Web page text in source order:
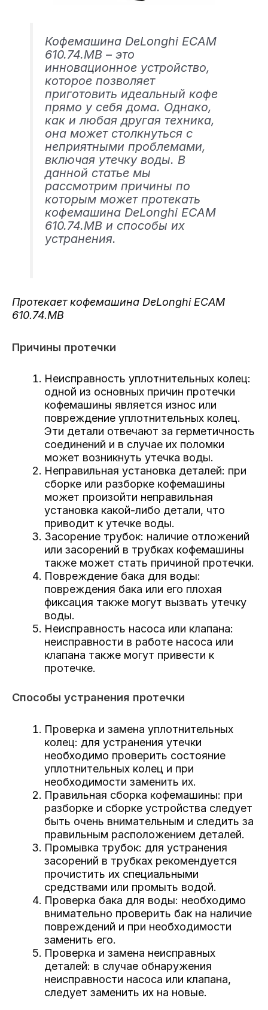
Кофемашина DeLonghi ECAM
610.74.MB – это
инновационное устройство,
которое позволяет
приготовить идеальный кофе
прямо у себя дома. Однако,
как и любая другая техника,
она может столкнуться с
неприятными проблемами,
включая утечку воды. В
данной статье мы
рассмотрим причины по
которым может протекать
кофемашина DeLonghi ECAM
610.74.MB и способы их
устранения.
Протекает кофемашина DeLonghi ECAM
610.74.MB
Причины протечки
Неисправность уплотнительных колец:
одной из основных причин протечки
кофемашины является износ или
повреждение уплотнительных колец.
Эти детали отвечают за герметичность
соединений и в случае их поломки
может возникнуть утечка воды.
Неправильная установка деталей: при
сборке или разборке кофемашины
может произойти неправильная
установка какой-либо детали, что
приводит к утечке воды.
Засорение трубок: наличие отложений
или засорений в трубках кофемашины
также может стать причиной протечки.
Повреждение бака для воды:
повреждения бака или его плохая
фиксация также могут вызвать утечку
воды.
Неисправность насоса или клапана:
неисправности в работе насоса или
клапана также могут привести к
протечке.
Способы устранения протечки
Проверка и замена уплотнительных
колец: для устранения утечки
необходимо проверить состояние
уплотнительных колец и при
необходимости заменить их.
Правильная сборка кофемашины: при
разборке и сборке устройства следует
быть очень внимательным и следить за
правильным расположением деталей.
Промывка трубок: для устранения
засорений в трубках рекомендуется
прочистить их специальными
средствами или промыть водой.
Проверка бака для воды: необходимо
внимательно проверить бак на наличие
повреждений и при необходимости
заменить его.
Проверка и замена неисправных
деталей: в случае обнаружения
неисправности насоса или клапана,
следует заменить их на новые.